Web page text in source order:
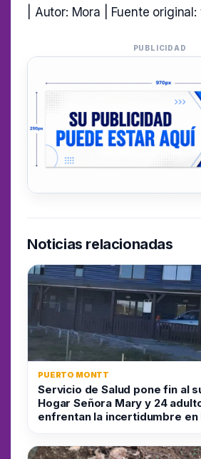
| Autor: Mora | Fuente original:
PUBLICIDAD
Noticias relacionadas
PUERTO MONTT
Servicio de Salud pone fin al
Hogar Señora Mary y 24
enfrentan la incertidumbre